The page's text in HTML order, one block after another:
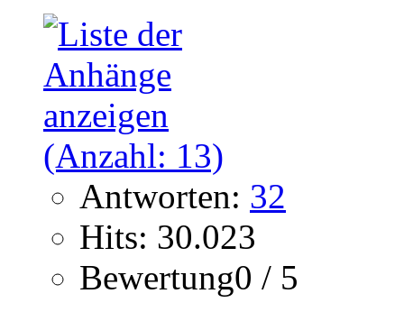
Antworten: 32
Hits: 30.023
Bewertung0 / 5